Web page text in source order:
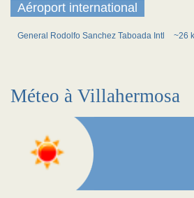
Aéroport international
General Rodolfo Sanchez Taboada Intl ~26
Méteo à Villahermosa